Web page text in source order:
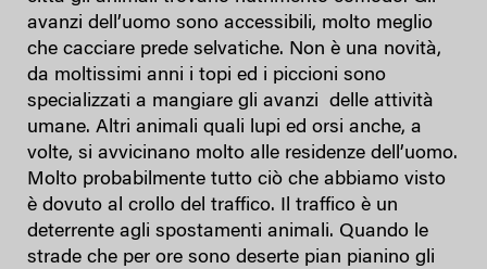
avanzi dell’uomo sono accessibili, molto meglio
che cacciare prede selvatiche. Non è una novità,
da moltissimi anni i topi ed i piccioni sono
specializzati a mangiare gli avanzi
delle attività
umane. Altri animali quali lupi ed orsi anche, a
volte, si avvicinano molto alle residenze dell’uomo.
Molto probabilmente tutto ciò che abbiamo visto
è dovuto al crollo del traffico. Il traffico è un
deterrente agli spostamenti animali. Quando le
strade che per ore sono deserte pian pianino gli